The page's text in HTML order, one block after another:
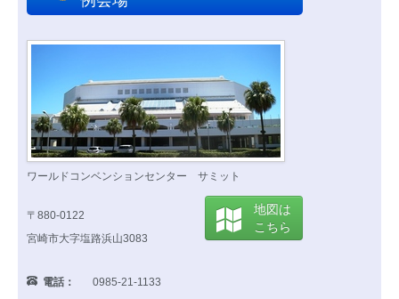
ワールドコンベンションセンター サミット
地図は
こちら
〒880-0122
宮崎市大字塩路浜山3083
電話： 0985-21-1133